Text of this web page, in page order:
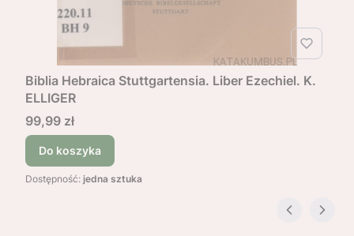
Biblia Hebraica Stuttgartensia. Liber Ezechiel. K.
ELLIGER
Cena
99,99 zł
Do koszyka
Dostępność: jedna sztuka